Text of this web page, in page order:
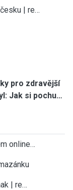
| re…
pro zdravější
Jak si pochu…
online…
| re…